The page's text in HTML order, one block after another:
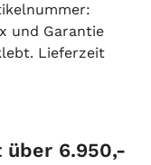
und Garantie
Lieferzeit
über 6.950,-